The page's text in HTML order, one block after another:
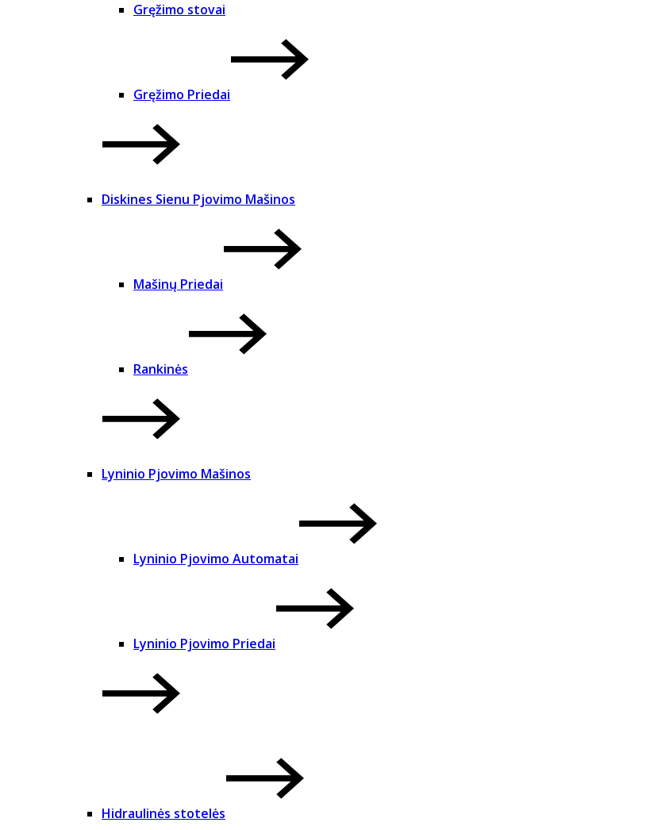
Gręžimo stovai
Gręžimo Priedai
Diskines Sienu Pjovimo Mašinos
Mašinų Priedai
Rankinės
Lyninio Pjovimo Mašinos
Lyninio Pjovimo Automatai
Lyninio Pjovimo Priedai
Hidraulinės stotelės